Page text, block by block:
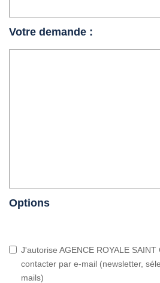
Votre demande :
Options
J'autorise AGENCE ROYALE SAINT
contacter par e-mail (newsletter,
mails)